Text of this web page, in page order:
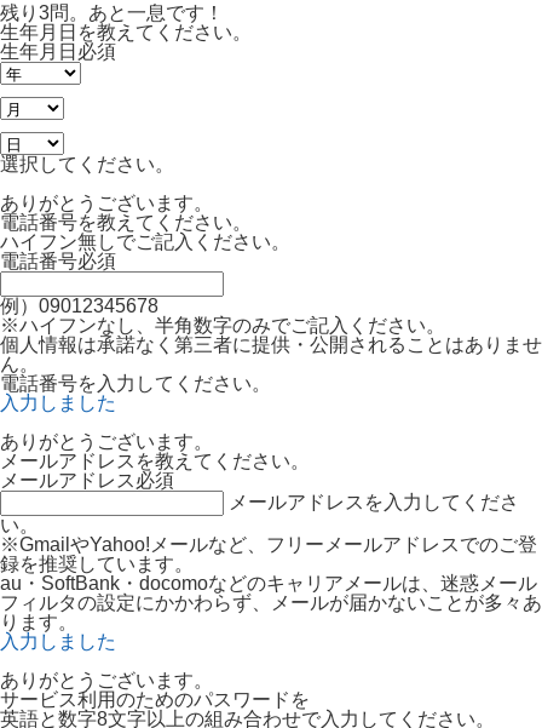
残り3問。あと一息です！
生年月日を教えてください。
生年月日 必須
選択してください。
ありがとうございます。
電話番号を教えてください。
ハイフン無しでご記入ください。
電話番号必須
例）09012345678
※ハイフンなし、半角数字のみでご記入ください。
個人情報は承諾なく第三者に提供・公開されることはありませ
ん。
電話番号を入力してください。
入力しました
ありがとうございます。
メールアドレスを教えてください。
メールアドレス必須
メールアドレスを入力してくださ
い。
※GmailやYahoo!メールなど、フリーメールアドレスでのご登
録を推奨しています。
au・SoftBank・docomoなどのキャリアメールは、迷惑メール
フィルタの設定にかかわらず、メールが届かないことが多々あ
ります。
入力しました
ありがとうございます。
サービス利用のためのパスワードを
英語と数字8文字以上の組み合わせで入力してください。